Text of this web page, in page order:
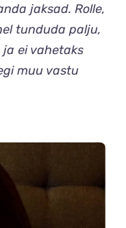
jaksad. Rolle,
tunduda palju,
ei vahetaks
muu vastu